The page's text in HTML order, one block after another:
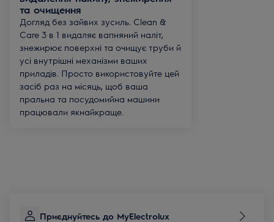
та очищення
Догляд без зайвих зусиль. Clean &
Care 3 в 1 видаляє вапняний наліт,
знежирює поверхні та очищує труби й
усі внутрішні механізми ваших
приладів. Просто використовуйте цей
засіб раз на місяць, щоб ваша
пральна та посудомийна машини
працювали якнайкраще.
Приєднуйтесь до MyElectrolux